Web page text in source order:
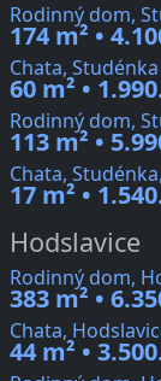
Rodinný dom,
174 m² •
Chata, Studénka
60 m² •
Rodinný dom,
113 m² •
Chata,
17 m² •
Hodslavice
Rodinný dom,
383 m² •
Chata,
44 m² •